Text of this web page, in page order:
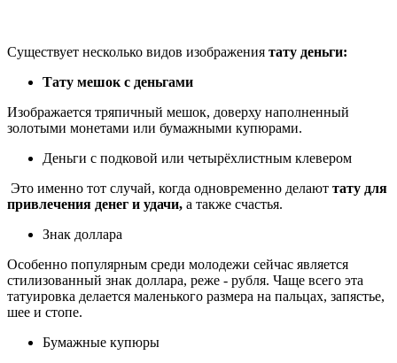
Существует несколько видов изображения тату деньги:
Тату мешок с деньгами
Изображается тряпичный мешок, доверху наполненный
золотыми монетами или бумажными купюрами.
Деньги с подковой или четырёхлистным клевером
Это именно тот случай, когда одновременно делают тату для
привлечения денег и удачи, а также счастья.
Знак доллара
Особенно популярным среди молодежи сейчас является
стилизованный знак доллара, реже - рубля. Чаще всего эта
татуировка делается маленького размера на пальцах, запястье,
шее и стопе.
Бумажные купюры